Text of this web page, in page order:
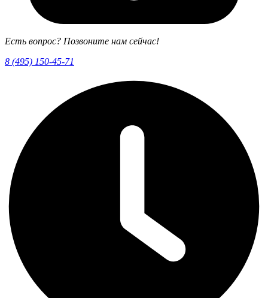
Есть вопрос? Позвоните нам сейчас!
8 (495) 150-45-71